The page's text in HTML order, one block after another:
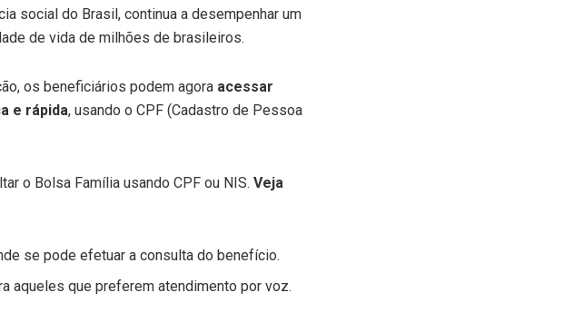
social do Brasil, continua a desempenhar um
de vida de milhões de brasileiros.
os beneficiários podem agora acessar
e rápida, usando o CPF (Cadastro de Pessoa
o Bolsa Família usando CPF ou NIS. Veja
se pode efetuar a consulta do benefício.
aqueles que preferem atendimento por voz.